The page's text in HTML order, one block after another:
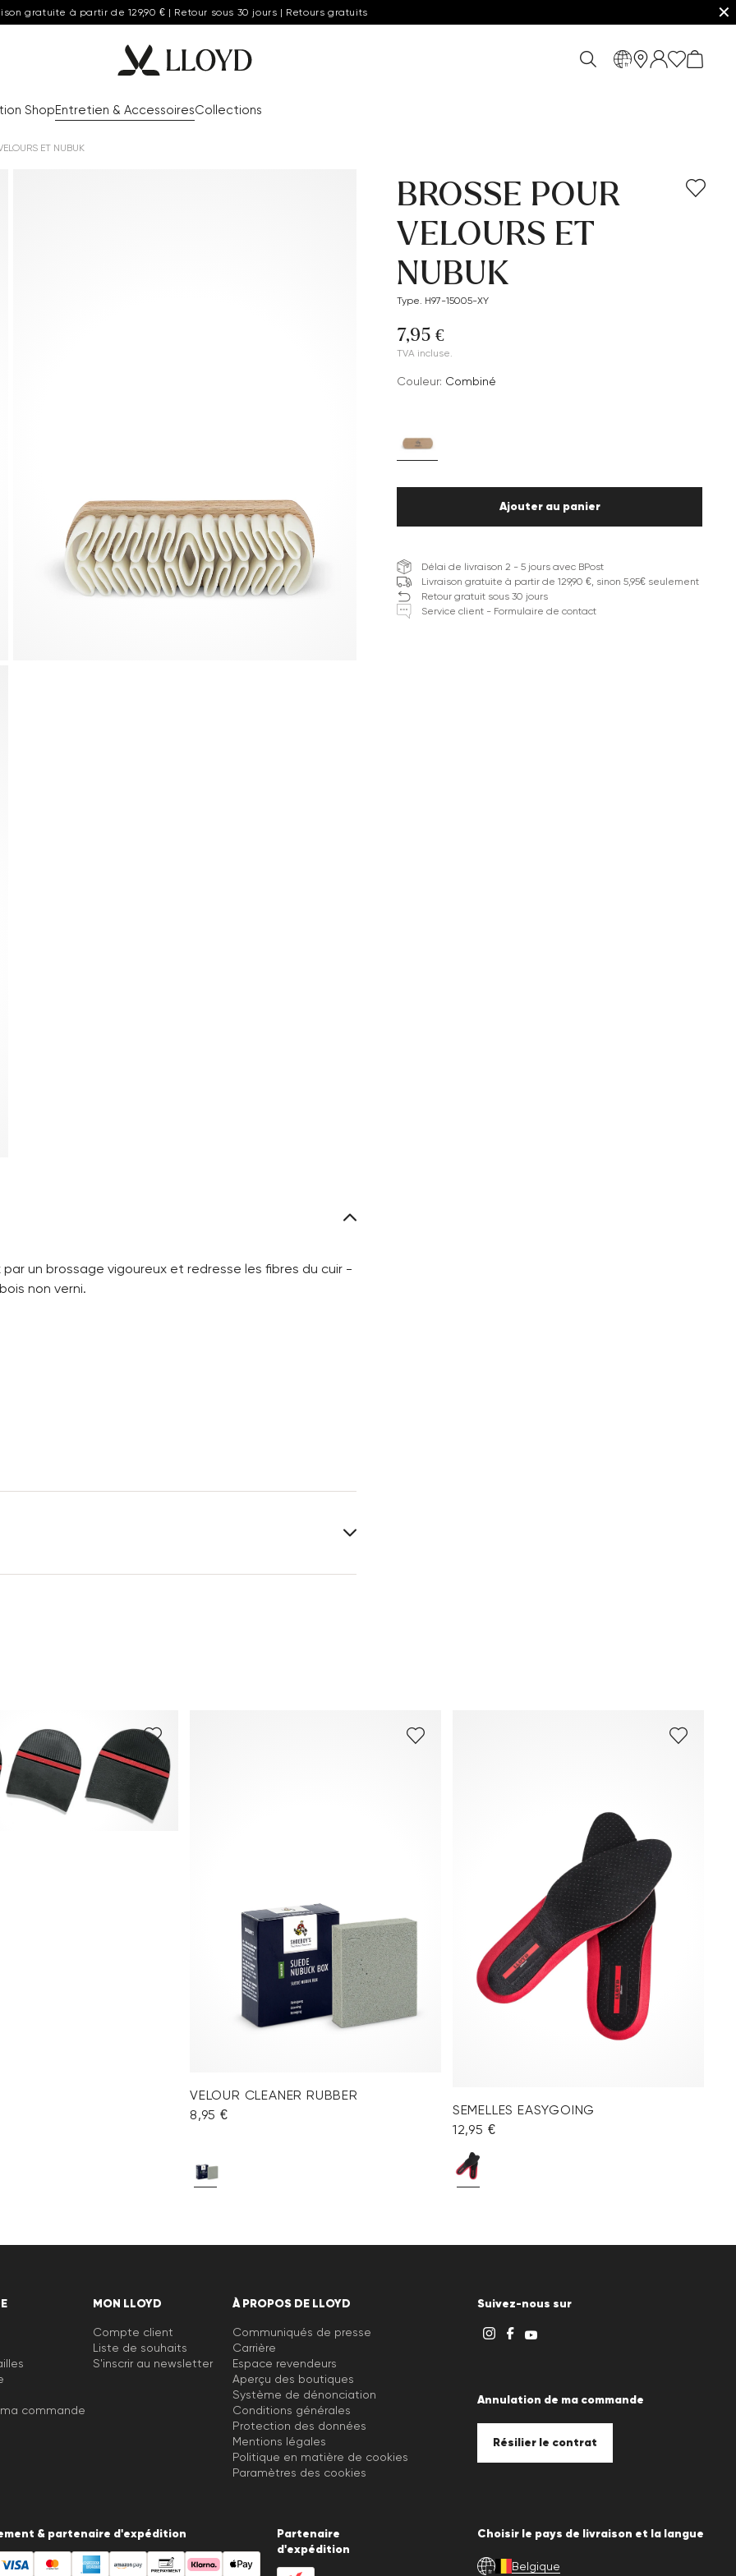
gratuite à partir de 129,90 € | Retour sous 30 jours | Retours gratuits ✕
ShopEntretien & AccessoiresCollections
fr
ET NUBUK
un brossage vigoureux et redresse les fibres du cuir -
non verni.
Tu trouveras plus d'informations sur le sujet dans la
BROSSE POUR
VELOURS ET
NUBUK
Type. H97-15005-XY
7,95 €
TVA incluse.
Couleur: Combiné
Ajouter au panier
Délai de livraison 2 - 5 jours avec BPost
Livraison gratuite à partir de 129,90 €, sinon 5,95€ seulement
Retour gratuit sous 30 jours
Service client - Formulaire de contact
VELOUR CLEANER RUBBER
8,95 €
SEMELLES EASYGOING
12,95 €
commande
MON LLOYD
Compte client
Liste de souhaits
S'inscrir au newsletter
À PROPOS DE LLOYD
Communiqués de presse
Carrière
Espace revendeurs
Aperçu des boutiques
Système de dénonciation
Conditions générales
Protection des données
Mentions légales
Politique en matière de cookies
Paramètres des cookies
Suivez-nous sur
Annulation de ma commande
Résilier le contrat
& partenaire d'expédition
Partenaire
d'expédition
Choisir le pays de livraison et la langue
fr Belgique